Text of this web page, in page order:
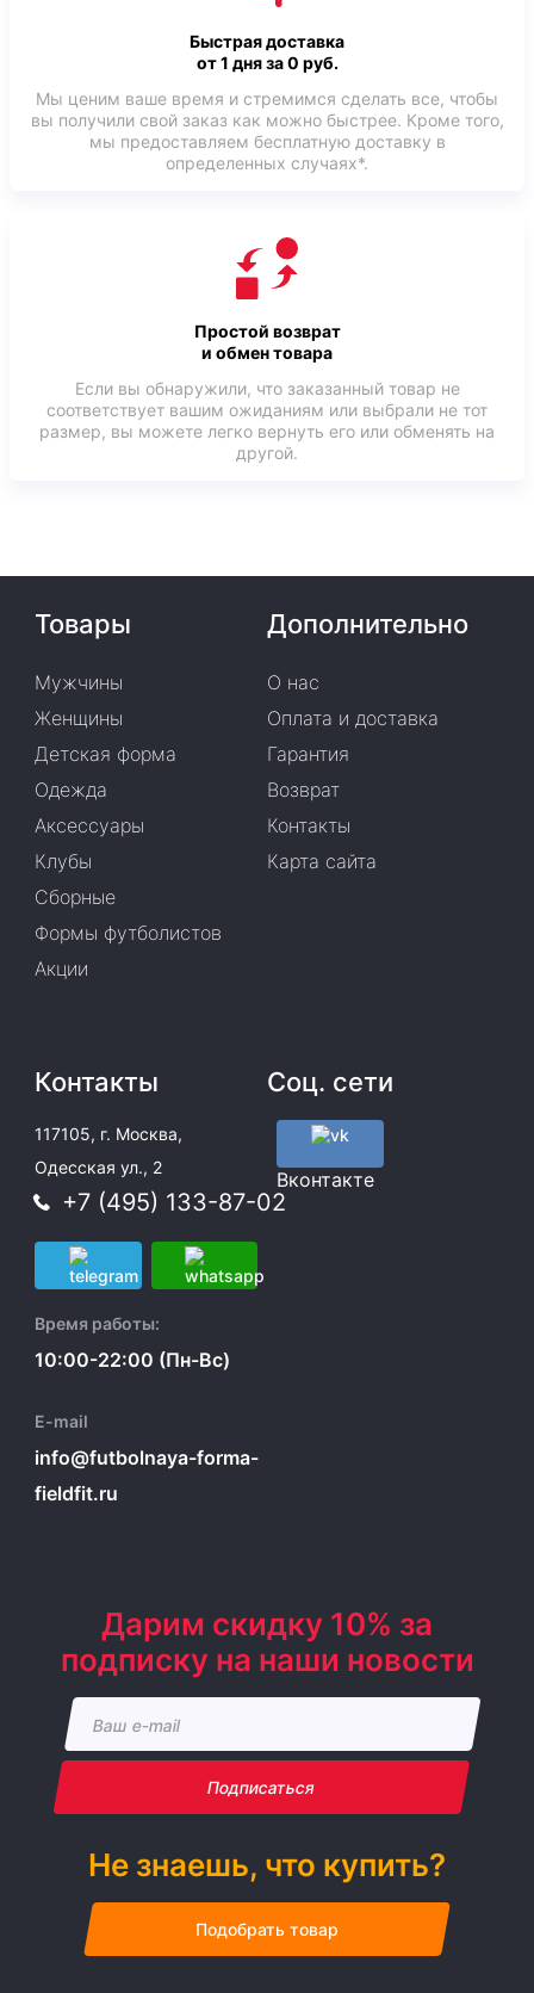
Быстрая доставка
от 1 дня за 0 руб.
Мы ценим ваше время и стремимся сделать все, чтобы
вы получили свой заказ как можно быстрее. Кроме того,
мы предоставляем бесплатную доставку в
определенных случаях*.
Простой возврат
и обмен товара
Если вы обнаружили, что заказанный товар не
соответствует вашим ожиданиям или выбрали не тот
размер, вы можете легко вернуть его или обменять на
другой.
Товары
Мужчины
Женщины
Детская форма
Одежда
Аксессуары
Клубы
Сборные
Формы футболистов
Акции
Дополнительно
О нас
Оплата и доставка
Гарантия
Возврат
Контакты
Карта сайта
Контакты
117105, г. Москва,
Одесская ул., 2
+7 (495) 133-87-02
Время работы:
10:00-22:00 (Пн-Вс)
E-mail
info@futbolnaya-forma-
fieldfit.ru
Соц. сети
Вконтакте
Дарим скидку 10% за
подписку на наши новости
Подписаться
Не знаешь, что купить?
Подобрать товар